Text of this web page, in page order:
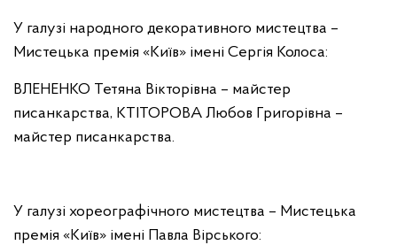
У галузі народного декоративного мистецтва –
Мистецька премія «Київ» імені Сергія Колоса:
ВЛЕНЕНКО Тетяна Вікторівна – майстер
писанкарства, КТІТОРОВА Любов Григорівна –
майстер писанкарства.
У галузі хореографічного мистецтва – Мистецька
премія «Київ» імені Павла Вірського: